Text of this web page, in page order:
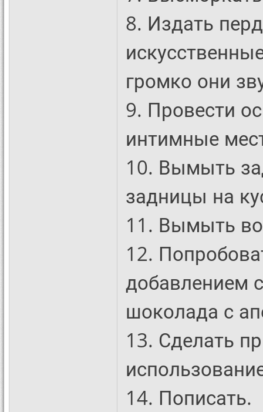
8. Издать
громко они
9. Провести
интимные
10. Вымыть
задницы на
11. Вымыть
12.
добавлением
шоколада с
13. Сделать
14. Пописать.